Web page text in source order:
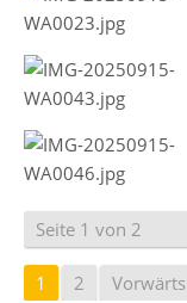
Seite 1 von 2
1 2 Vorwärts